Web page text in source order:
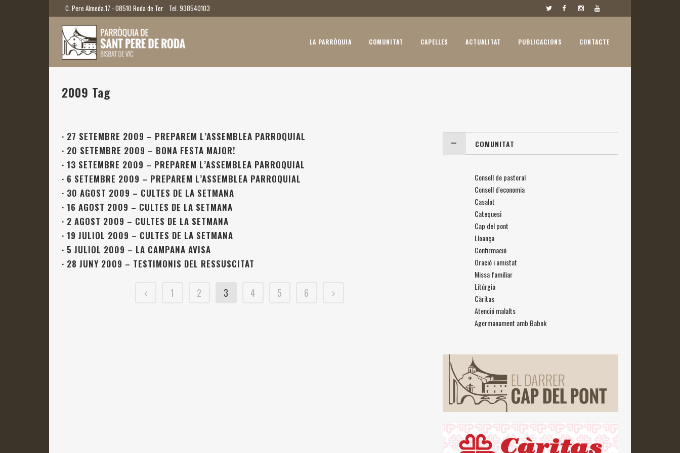
C. Pere Almeda.17 - 08510 Roda de Ter Tel. 938540103
LA PARRÒQUIA COMUNITAT CAPELLES ACTUALITAT PUBLICACIONS CONTACTE
2009 Tag
· 27 SETEMBRE 2009 – PREPAREM L’ASSEMBLEA PARROQUIAL
· 20 SETEMBRE 2009 – BONA FESTA MAJOR!
· 13 SETEMBRE 2009 – PREPAREM L’ASSEMBLEA PARROQUIAL
· 6 SETEMBRE 2009 – PREPAREM L’ASSEMBLEA PARROQUIAL
· 30 AGOST 2009 – CULTES DE LA SETMANA
· 16 AGOST 2009 – CULTES DE LA SETMANA
· 2 AGOST 2009 – CULTES DE LA SETMANA
· 19 JULIOL 2009 – CULTES DE LA SETMANA
· 5 JULIOL 2009 – LA CAMPANA AVISA
· 28 JUNY 2009 – TESTIMONIS DEL RESSUSCITAT
1 2 3 4 5 6
COMUNITAT
Consell de pastoral
Consell d'economia
Casalot
Catequesi
Cap del pont
Lloança
Confirmació
Oració i amistat
Missa familiar
Litúrgia
Càritas
Atenció malalts
Agermanament amb Babok